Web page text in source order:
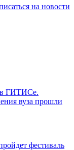
на новости
в ГИТИСе.
вуза прошли
фестиваль